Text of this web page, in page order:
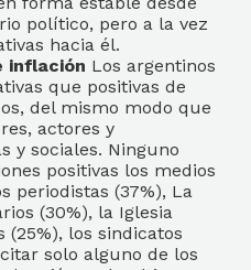
político, pero a la vez
hacia él.
inflación Los argentinos
que positivas de
del mismo modo que
actores y
y sociales. Ninguno
positivas los medios
periodistas (37%), La
(30%), la Iglesia
(25%), los sindicatos
solo alguno de los